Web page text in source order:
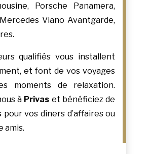
Porsche Panamera,
Viano Avantgarde,
qualifiés vous installent
et font de vos voyages
moments de relaxation.
à Privas et bénéficiez de
pour vos dîners d’affaires ou
amis.